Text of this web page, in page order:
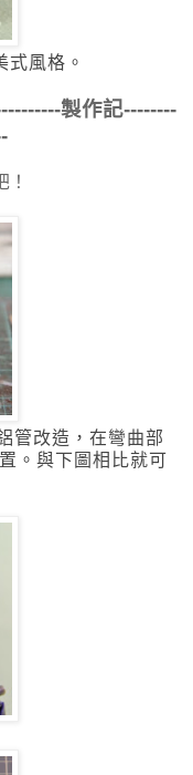
風格。
製作記--------
管改造，在彎曲部
。 與下圖相比就可